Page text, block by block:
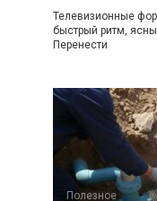
Телевизионные
быстрый ритм,
Перенести
Полезное